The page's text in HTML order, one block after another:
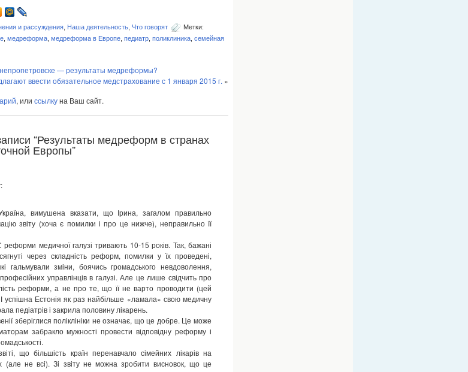
и рассуждения Наша деятельность Что говорят
Метки:
медреформа медреформа в Европе педиатр поликлиника семейная
— результаты медреформы?
ввести обязательное медстрахование с 1 января 2015 г. »
, или ссылкуна Ваш сайт.
“Результаты медреформ в странах
Европы”
:
вимушена вказати, що Ірина, загалом правильно
звіту (хоча є помилки і про це нижче), неправильно її
медичної галузі тривають 10-15 років. Так, бажані
через складність реформ, помилки у їх проведені,
гальмували зміни, боячись громадського невдоволення,
управлінців в галузі. Але це лише свідчить про
реформи, а не про те, що її не варто проводити (цей
успішна Естонія як раз найбільше «ламала» свою медичну
педіатрів і закрила половину лікарень.
зберіглися поліклініки не означає, що це добре. Це може
забракло мужності провести відповідну реформу і
що більшість країн перенавчало сімейних лікарів на
(але не всі). Зі звіту не можна зробити висновок, що це